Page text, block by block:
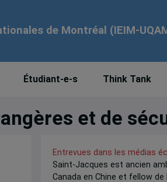
de Montréal (IEIM-
Étudiant-e-s Think Tank
et de
Entrevues dans les médias
Saint-Jacques est ancien
Canada en Chine et fellow de